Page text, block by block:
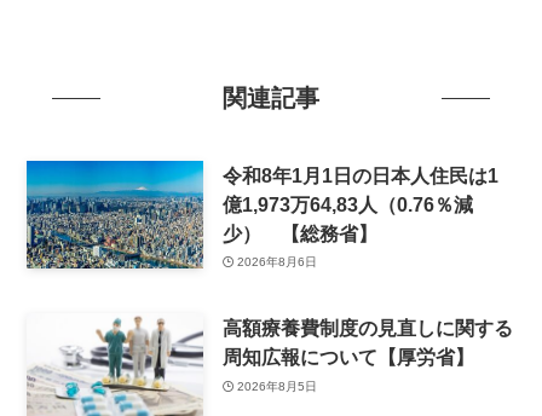
関連記事
令和8年1月1日の日本人住民は1
億1,973万64,83人（0.76％減
少） 【総務省】
2026年8月6日
高額療養費制度の見直しに関する
周知広報について【厚労省】
2026年8月5日